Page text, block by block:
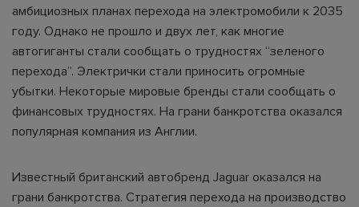
амбициозных планах перехода на электромобили к 2035
году. Однако не прошло и двух лет, как многие
автогиганты стали сообщать о трудностях “зеленого
перехода”. Электрички стали приносить огромные
убытки. Некоторые мировые бренды стали сообщать о
финансовых трудностях. На грани банкротства оказался
популярная компания из Англии.
Известный британский автобренд Jaguar оказался на
грани банкротства. Стратегия перехода на производство